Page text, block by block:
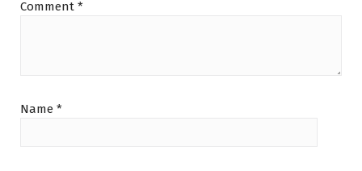
Comment *
Name *